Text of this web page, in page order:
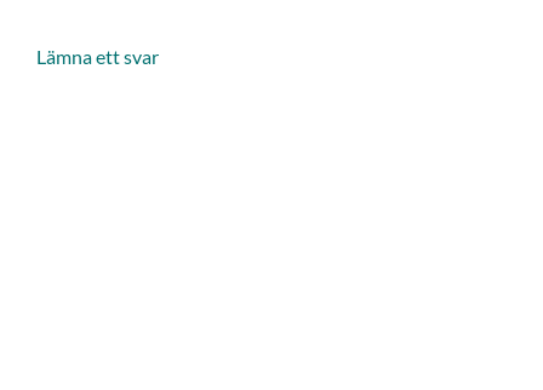
Lämna ett svar